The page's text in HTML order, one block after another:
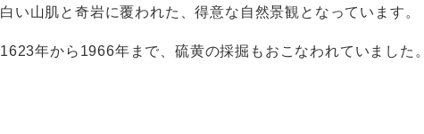
白い山肌と奇岩に覆われた、得意な自然景観となっています。
1623年から1966年まで、硫黄の採掘もおこなわれていました。